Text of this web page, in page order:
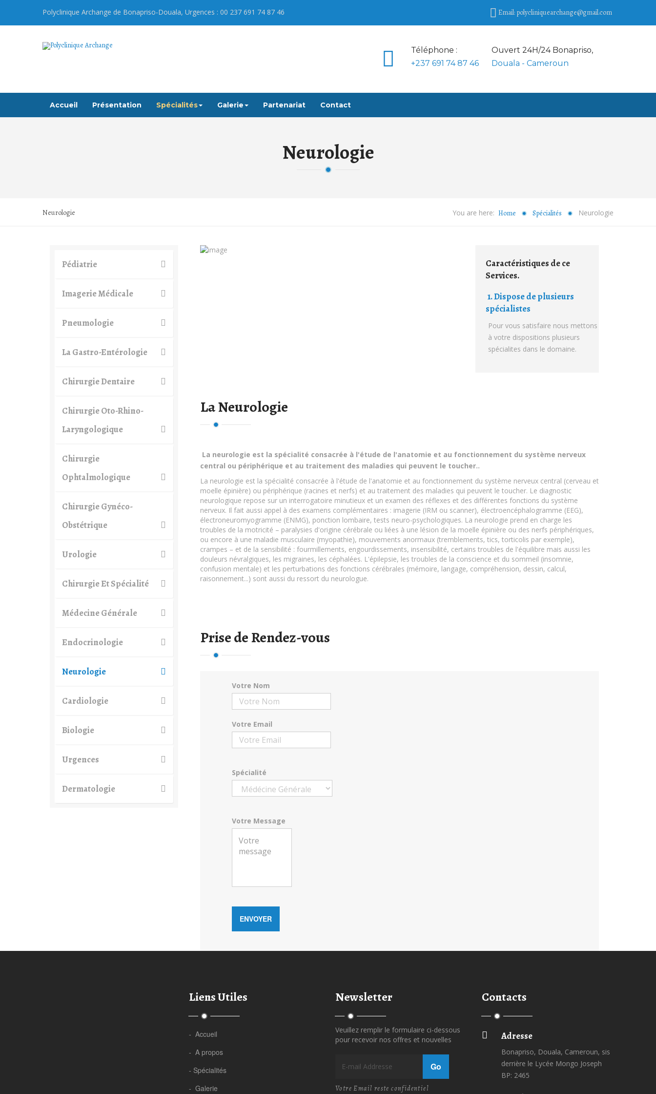
Polyclinique Archange de Bonapriso-Douala, Urgences : 00 237 691 74 87 46 Email: polycliniquearchange@gmail.com
Ouvert 24H/24 Bonapriso,
Douala - Cameroun
Téléphone :
+237 691 74 87 46
Accueil Présentation Spécialités Galerie Partenariat Contact
Neurologie
Neurologie You are here: Home Spécialités Neurologie
Pédiatrie
Imagerie Médicale
Pneumologie
La Gastro-Entérologie
Chirurgie Dentaire
Chirurgie Oto-Rhino-
Laryngologique
Chirurgie
Ophtalmologique
Chirurgie Gynéco-
Obstétrique
Urologie
Chirurgie Et Spécialité
Médecine Générale
Endocrinologie
Neurologie
Cardiologie
Biologie
Urgences
Dermatologie
Caractéristiques de ce
Services.
1. Dispose de plusieurs
spécialistes
Pour vous satisfaire nous mettons
à votre dispositions plusieurs
spécialites dans le domaine.
La Neurologie
La neurologie est la spécialité consacrée à l'étude de l'anatomie et au fonctionnement du système nerveux
central ou périphérique et au traitement des maladies qui peuvent le toucher..
La neurologie est la spécialité consacrée à l'étude de l'anatomie et au fonctionnement du système nerveux central (cerveau et
moelle épinière) ou périphérique (racines et nerfs) et au traitement des maladies qui peuvent le toucher. Le diagnostic
neurologique repose sur un interrogatoire minutieux et un examen des réflexes et des différentes fonctions du système
nerveux. Il fait aussi appel à des examens complémentaires : imagerie (IRM ou scanner), électroencéphalogramme (EEG),
électroneuromyogramme (ENMG), ponction lombaire, tests neuro-psychologiques. La neurologie prend en charge les
troubles de la motricité – paralysies d'origine cérébrale ou liées à une lésion de la moelle épinière ou des nerfs périphériques,
ou encore à une maladie musculaire (myopathie), mouvements anormaux (tremblements, tics, torticolis par exemple),
crampes – et de la sensibilité : fourmillements, engourdissements, insensibilité, certains troubles de l'équilibre mais aussi les
douleurs névralgiques, les migraines, les céphalées. L'épilepsie, les troubles de la conscience et du sommeil (insomnie,
confusion mentale) et les perturbations des fonctions cérébrales (mémoire, langage, compréhension, dessin, calcul,
raisonnement...) sont aussi du ressort du neurologue.
Prise de Rendez-vous
Votre Nom
Votre Email
Spécialité
Votre Message
Liens Utiles
- Accueil
- A propos
- Spécialités
- Galerie
Newsletter
Veuillez remplir le formulaire ci-dessous
pour recevoir nos offres et nouvelles
Go
Votre Email reste confidentiel
Contacts
Adresse
Bonapriso, Douala, Cameroun, sis
derrière le Lycée Mongo Joseph
BP: 2465